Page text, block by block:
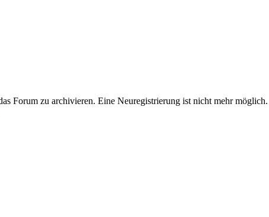
Forum zu archivieren. Eine Neuregistrierung ist nicht mehr